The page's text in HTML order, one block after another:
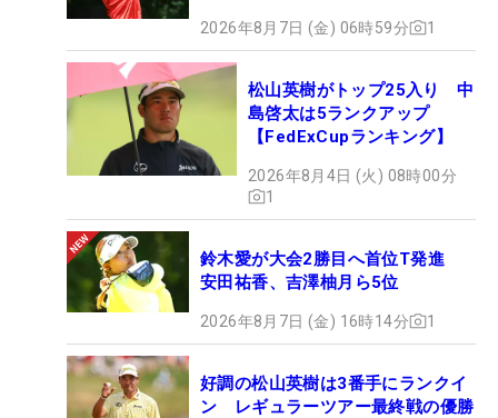
2026年8月7日 (金) 06時59分 1
松山英樹がトップ25入り 中
島啓太は5ランクアップ
【FedExCupランキング】
2026年8月4日 (火) 08時00分
1
鈴木愛が大会2勝目へ首位T発進
安田祐香、吉澤柚月ら5位
2026年8月7日 (金) 16時14分 1
好調の松山英樹は3番手にランクイ
ン レギュラーツアー最終戦の優勝